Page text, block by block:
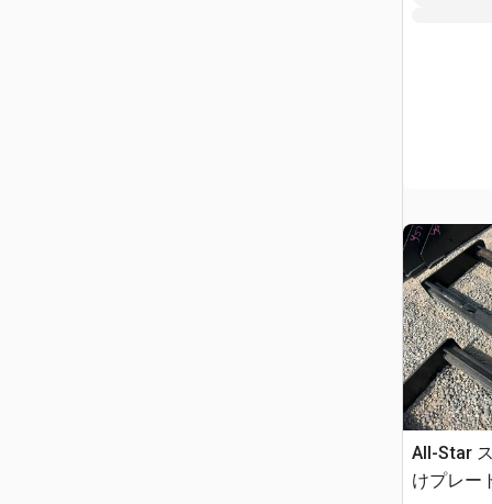
All-Star
けプレー